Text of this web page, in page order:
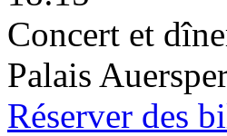
Concert et
Palais
Réserver des